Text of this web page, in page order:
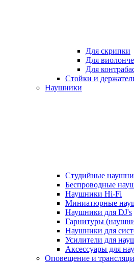
Для скрипки
Для
Для
Стойки и
Наушники
Студийные
Беспроводные
Наушники Hi-Fi
Миниатюрные
Наушники для DJ's
Гарнитуры
Наушники для
Усилители для
Аксессуары для
Оповещение и